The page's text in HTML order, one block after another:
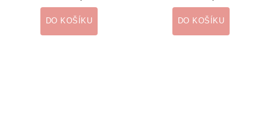
DO KOŠÍKU DO KOŠÍKU